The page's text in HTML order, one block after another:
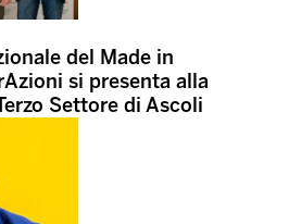
del Made in
si presenta alla
Settore di Ascoli